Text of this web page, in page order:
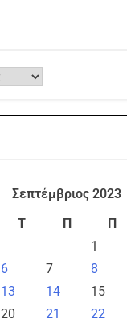
Σεπτέμβριος 2023
Τ Π Π
1
6 7 8
13 14 15
20 21 22